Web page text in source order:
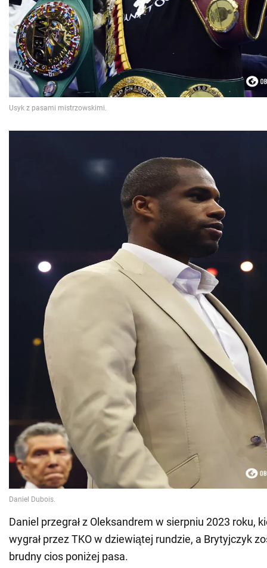
Daniel przegrał z Oleksandrem w sierpniu 2023 roku,
wygrał przez TKO w dziewiątej rundzie, a Brytyjczyk
brudny cios poniżej pasa.